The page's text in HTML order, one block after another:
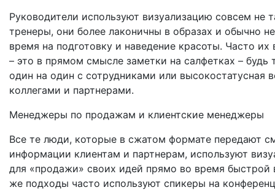
Руководители используют визуализацию совсем не
тренеры, они более лаконичны в образах и обычно
время на подготовку и наведение красоты. Часто их
– это в прямом смысле заметки на салфетках – будь
один на один с сотрудниками или высокостатусная
коллегами и партнерами.
Менеджеры по продажам и клиентские менеджеры
Все те люди, которые в сжатом формате передают
информации клиентам и партнерам, используют
для «продажи» своих идей прямо во время быстрой
же подходы часто используют спикеры на